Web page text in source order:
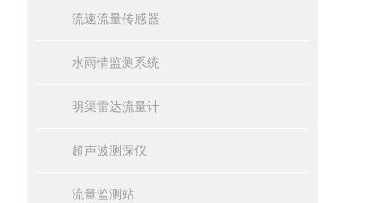
流速流量传感器
水雨情监测系统
明渠雷达流量计
超声波测深仪
流量监测站